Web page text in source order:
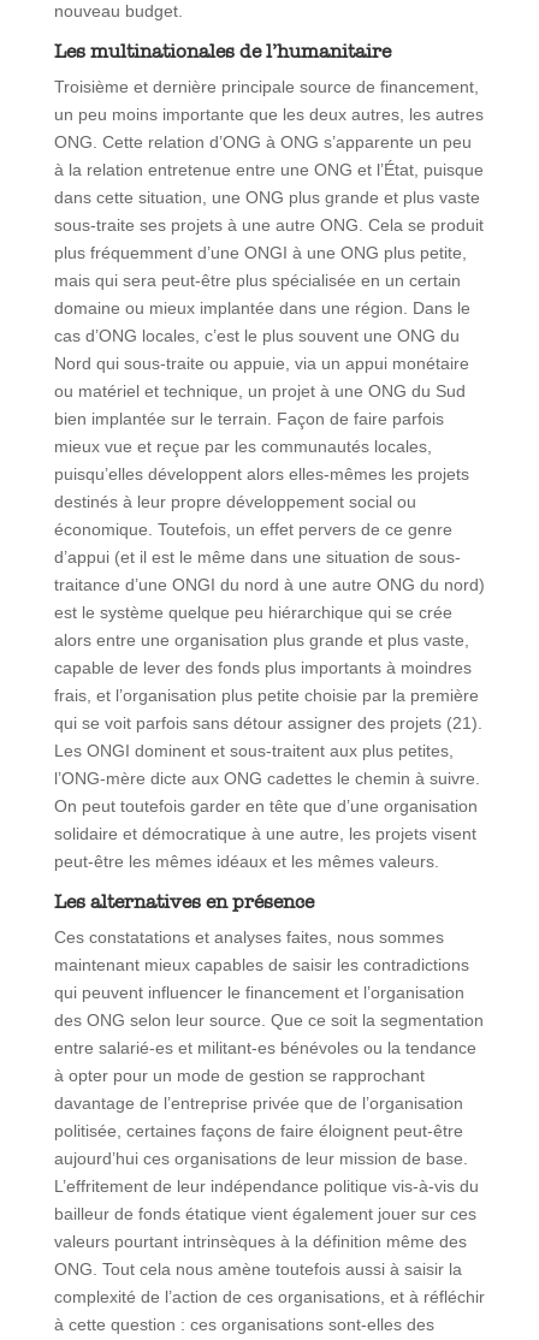
nouveau budget.
Les multinationales de l’humanitaire
Troisième et dernière principale source de financement,
un peu moins importante que les deux autres, les autres
ONG. Cette relation d’ONG à ONG s’apparente un peu
à la relation entretenue entre une ONG et l’État, puisque
dans cette situation, une ONG plus grande et plus vaste
sous-traite ses projets à une autre ONG. Cela se produit
plus fréquemment d’une ONGI à une ONG plus petite,
mais qui sera peut-être plus spécialisée en un certain
domaine ou mieux implantée dans une région. Dans le
cas d’ONG locales, c’est le plus souvent une ONG du
Nord qui sous-traite ou appuie, via un appui monétaire
ou matériel et technique, un projet à une ONG du Sud
bien implantée sur le terrain. Façon de faire parfois
mieux vue et reçue par les communautés locales,
puisqu’elles développent alors elles-mêmes les projets
destinés à leur propre développement social ou
économique. Toutefois, un effet pervers de ce genre
d’appui (et il est le même dans une situation de sous-
traitance d’une ONGI du nord à une autre ONG du nord)
est le système quelque peu hiérarchique qui se crée
alors entre une organisation plus grande et plus vaste,
capable de lever des fonds plus importants à moindres
frais, et l’organisation plus petite choisie par la première
qui se voit parfois sans détour assigner des projets (21).
Les ONGI dominent et sous-traitent aux plus petites,
l’ONG-mère dicte aux ONG cadettes le chemin à suivre.
On peut toutefois garder en tête que d’une organisation
solidaire et démocratique à une autre, les projets visent
peut-être les mêmes idéaux et les mêmes valeurs.
Les alternatives en présence
Ces constatations et analyses faites, nous sommes
maintenant mieux capables de saisir les contradictions
qui peuvent influencer le financement et l’organisation
des ONG selon leur source. Que ce soit la segmentation
entre salarié-es et militant-es bénévoles ou la tendance
à opter pour un mode de gestion se rapprochant
davantage de l’entreprise privée que de l’organisation
politisée, certaines façons de faire éloignent peut-être
aujourd’hui ces organisations de leur mission de base.
L’effritement de leur indépendance politique vis-à-vis du
bailleur de fonds étatique vient également jouer sur ces
valeurs pourtant intrinsèques à la définition même des
ONG. Tout cela nous amène toutefois aussi à saisir la
complexité de l’action de ces organisations, et à réfléchir
à cette question : ces organisations sont-elles des